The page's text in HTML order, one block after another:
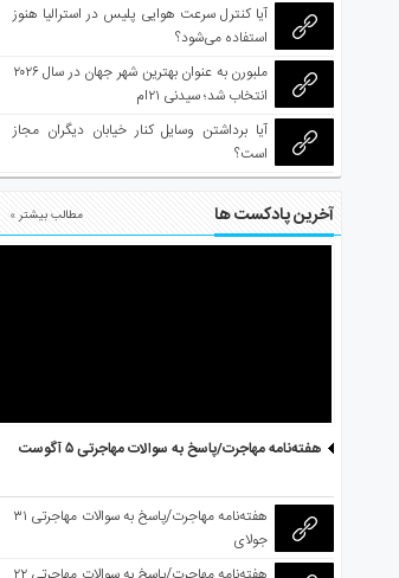
آیا کنترل سرعت هوایی پلیس در استرالیا هنوز
استفاده می‌شود؟
ملبورن به عنوان بهترین شهر جهان در سال ۲۰۲۶
انتخاب شد؛ سیدنی ۲۱‌ام
آیا برداشتن وسایل کنار خیابان دیگران مجاز
است؟
آخرین پادکست ها مطالب بیشتر »
هفته‌نامه مهاجرت/پاسخ به سوالات مهاجرتی ۵ آگوست
هفته‌نامه مهاجرت/پاسخ به سوالات مهاجرتی ۳۱
جولای